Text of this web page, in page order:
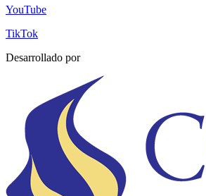
YouTube
TikTok
Desarrollado por